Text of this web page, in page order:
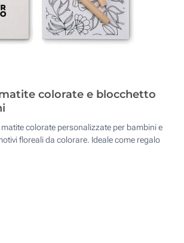
colorate e blocchetto
colorate personalizzate per bambini e
floreali da colorare. Ideale come regalo